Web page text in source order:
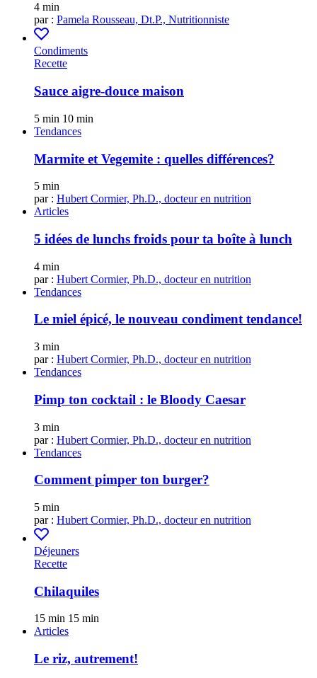
4 min
par : Pamela Rousseau, Dt.P., Nutritionniste
Condiments
Recette
Sauce aigre-douce maison
5 min 10 min
Tendances
Marmite et Vegemite : quelles différences?
5 min
par : Hubert Cormier, Ph.D., docteur en nutrition
Articles
5 idées de lunchs froids pour ta boîte à lunch
4 min
par : Hubert Cormier, Ph.D., docteur en nutrition
Tendances
Le miel épicé, le nouveau condiment tendance!
3 min
par : Hubert Cormier, Ph.D., docteur en nutrition
Tendances
Pimp ton cocktail : le Bloody Caesar
3 min
par : Hubert Cormier, Ph.D., docteur en nutrition
Tendances
Comment pimper ton burger?
5 min
par : Hubert Cormier, Ph.D., docteur en nutrition
Déjeuners
Recette
Chilaquiles
15 min 15 min
Articles
Le riz, autrement!